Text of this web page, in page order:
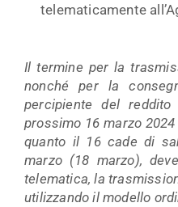
telematicamente
Il termine per la
nonché per la
percipiente del
prossimo 16 marzo
quanto il 16 cade di
marzo (18 marzo),
telematica, la
utilizzando il modello